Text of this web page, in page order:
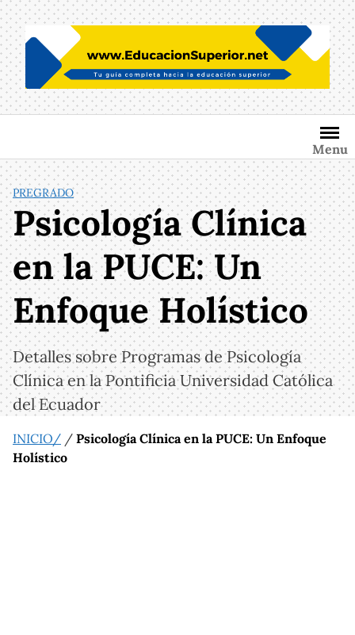
Saltar
al
contenido
Menu
PREGRADO
Psicología Clínica
en la PUCE: Un
Enfoque Holístico
Detalles sobre Programas de Psicología
Clínica en la Pontificia Universidad Católica
del Ecuador
INICIO/ / Psicología Clínica en la PUCE: Un Enfoque
Holístico